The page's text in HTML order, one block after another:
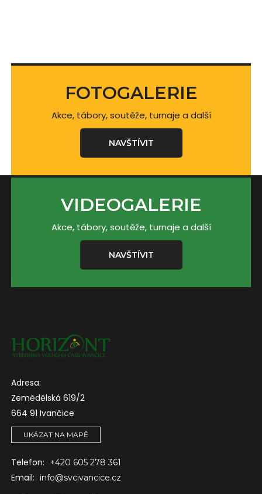
FOTOGALERIE
Akce, tábory, soutěže, turnaje a další
NAVŠTÍVIT
VIDEOGALERIE
Akce, tábory, soutěže, turnaje a další
NAVŠTÍVIT
Adresa:
Zemědělská 619/2
664 91 Ivančice
UKÁZAT NA MAPĚ
Telefon: +420 605 278 361
Email: info@svcivancice.cz